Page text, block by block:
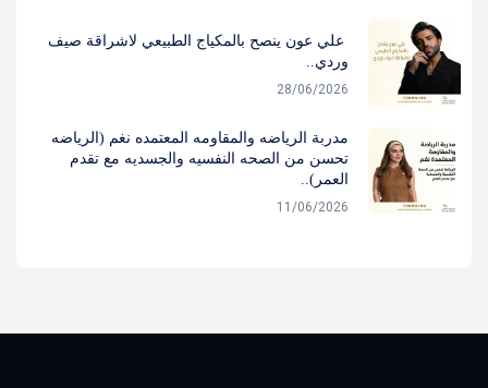
‎ علي عون ينصح بالمكياج الطبيعي لاشراقة صيف
وردي..
28/06/2026
مدربة الرياضه والمقاومه المعتمده نغم (الرياضه
تحسن من الصحه النفسيه والجسديه مع تقدم
العمر)..
11/06/2026